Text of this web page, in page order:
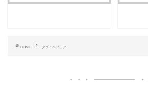
HOME タグ : ペプチア